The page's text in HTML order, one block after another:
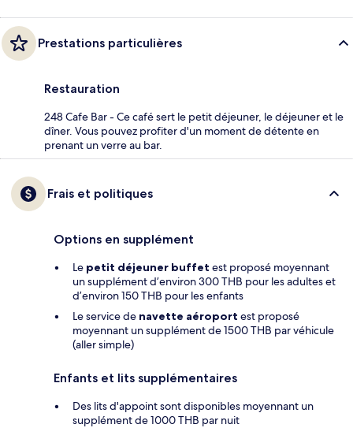
Prestations particulières
Restauration
248 Cafe Bar - Ce café sert le petit déjeuner, le déjeuner et le
dîner. Vous pouvez profiter d'un moment de détente en
prenant un verre au bar.
Frais et politiques
Options en supplément
Le petit déjeuner buffet est proposé moyennant
un supplément d’environ 300 THB pour les adultes et
d’environ 150 THB pour les enfants
Le service de navette aéroport est proposé
moyennant un supplément de 1500 THB par véhicule
(aller simple)
Enfants et lits supplémentaires
Des lits d'appoint sont disponibles moyennant un
supplément de 1000 THB par nuit